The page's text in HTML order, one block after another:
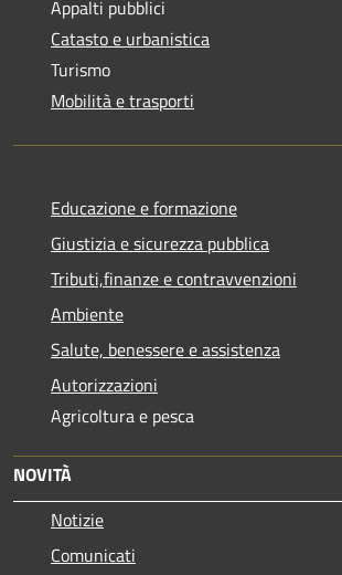
Appalti pubblici
Catasto e urbanistica
Turismo
Mobilità e trasporti
Educazione e formazione
Giustizia e sicurezza pubblica
Tributi,finanze e contravvenzioni
Ambiente
Salute, benessere e assistenza
Autorizzazioni
Agricoltura e pesca
NOVITÀ
Notizie
Comunicati